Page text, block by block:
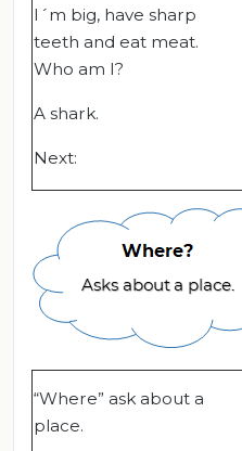
I´m big, have sharp
teeth and eat meat.
Who am I?
A shark.
Next:
“Where” ask about a
place.